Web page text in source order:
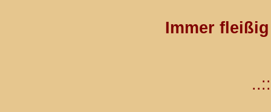
Immer
..::